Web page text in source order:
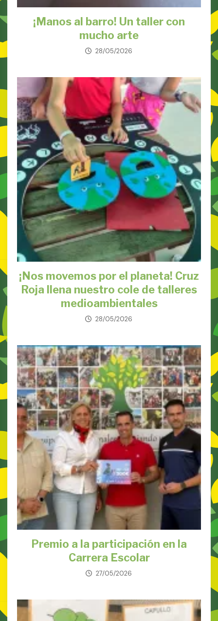
¡Manos al barro! Un taller con
mucho arte
28/05/2026
¡Nos movemos por el planeta! Cruz
Roja llena nuestro cole de talleres
medioambientales
28/05/2026
Premio a la participación en la
Carrera Escolar
27/05/2026